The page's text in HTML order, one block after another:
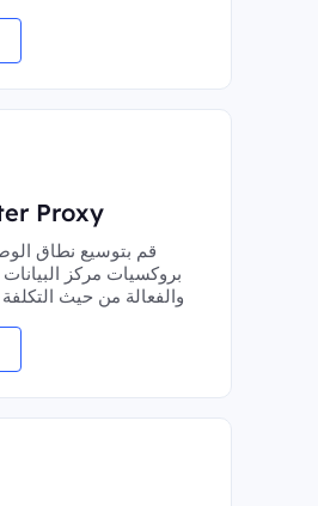
Proxy
قم بتوسيع نطاق
بروكسيات مركز
والفعالة من حيث